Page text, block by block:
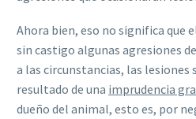
Ahora bien, eso no significa que
sin castigo algunas agresiones
a las circunstancias, las lesiones
resultado de una imprudencia
dueño del animal, esto es, por